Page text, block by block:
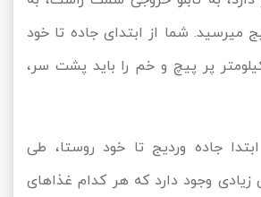
میرسید. شما از ابتدای جاده تا خود
وردیج، 9 کیلومتر پر پیچ و خم را باید پشت سر،
جاده وردیج تا خود روستا، طی
زیادی وجود دارد که هر کدام غذاهای